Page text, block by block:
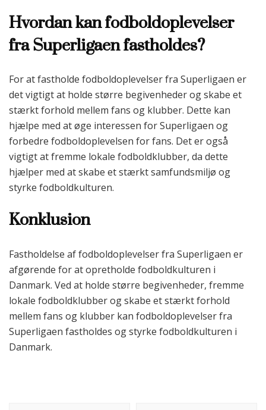
Hvordan kan fodboldoplevelser
fra Superligaen fastholdes?
For at fastholde fodboldoplevelser fra Superligaen er
det vigtigt at holde større begivenheder og skabe et
stærkt forhold mellem fans og klubber. Dette kan
hjælpe med at øge interessen for Superligaen og
forbedre fodboldoplevelsen for fans. Det er også
vigtigt at fremme lokale fodboldklubber, da dette
hjælper med at skabe et stærkt samfundsmiljø og
styrke fodboldkulturen.
Konklusion
Fastholdelse af fodboldoplevelser fra Superligaen er
afgørende for at opretholde fodboldkulturen i
Danmark. Ved at holde større begivenheder, fremme
lokale fodboldklubber og skabe et stærkt forhold
mellem fans og klubber kan fodboldoplevelser fra
Superligaen fastholdes og styrke fodboldkulturen i
Danmark.